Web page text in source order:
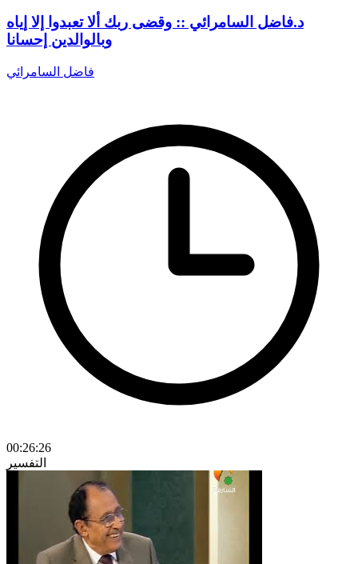
د.فاضل السامرائي :: وقضى ربك ألا تعبدوا إلا إياه
وبالوالدين إحسانا
فاضل السامرائي
00:26:26
التفسير